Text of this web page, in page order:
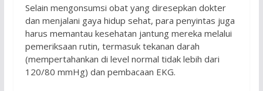
Selain mengonsumsi obat yang diresepkan dokter
dan menjalani gaya hidup sehat, para penyintas juga
harus memantau kesehatan jantung mereka melalui
pemeriksaan rutin, termasuk tekanan darah
(mempertahankan di level normal tidak lebih dari
120/80 mmHg) dan pembacaan EKG.